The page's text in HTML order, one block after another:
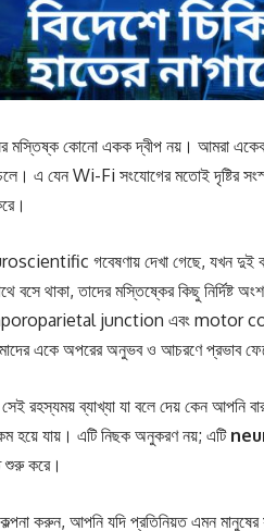
মস্তিষ্ক কোনো একক দ্বীপ নয়। আমরা
এ যেন Wi-Fi সংযোগের মতোই দৃষ্টির
গবেষণায় দেখা গেছে, যখন দুই
বসে থাকা, তাদের মস্তিষ্কের কিছু নির্দিষ্ট
junction এবং motor
একে অপরের অনুভব ও আচরণে প্রভাব
রহস্যময় ব্যাখ্যা যা বলে দেয় কেন আপনি
হয়ে যায়। এটি নিছক অনুকরণ নয়; এটি
শুরু করে।
করুন, আপনি যদি প্রতিনিয়ত এমন মানুষের